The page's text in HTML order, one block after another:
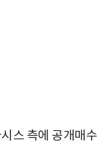
스 측에 공개매